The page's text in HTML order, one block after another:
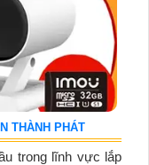
THÀNH PHÁT
trong lĩnh vực lắp